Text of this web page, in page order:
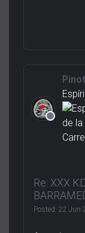
Re: XXX
Posted: 22 Jun